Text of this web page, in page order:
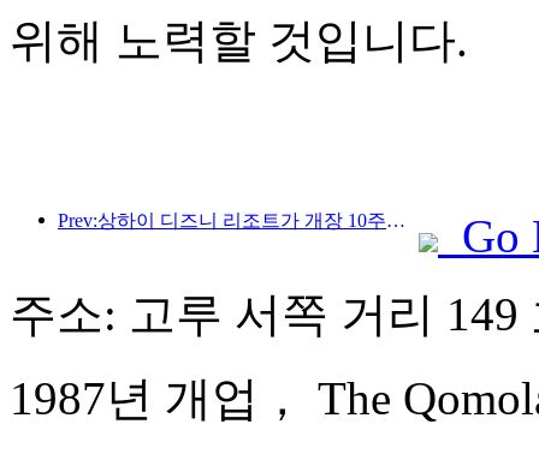
위해 노력할 것입니다.
Prev:상하이 디즈니 리조트가 개장 10주년을 맞이했으며, 현재까지 1억 명이 넘는 방문객을 맞이했습니다.
Go
주소: 고루 서쪽 거리
1987년 개업， The